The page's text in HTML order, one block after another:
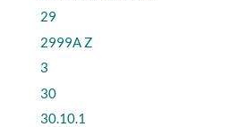
29
2999A Z
3
30
30.10.1